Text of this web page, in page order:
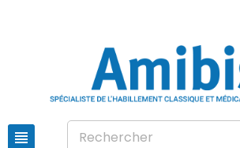
view_headline